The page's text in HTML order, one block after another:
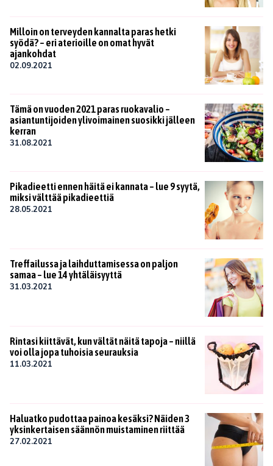
Milloin on terveyden kannalta paras hetki
syödä? – eri aterioille on omat hyvät
ajankohdat
02.09.2021
Tämä on vuoden 2021 paras ruokavalio –
asiantuntijoiden ylivoimainen suosikki jälleen
kerran
31.08.2021
Pikadieetti ennen häitä ei kannata – lue 9 syytä,
miksi välttää pikadieettiä
28.05.2021
Treffailussa ja laihduttamisessa on paljon
samaa – lue 14 yhtäläisyyttä
31.03.2021
Rintasi kiittävät, kun vältät näitä tapoja – niillä
voi olla jopa tuhoisia seurauksia
11.03.2021
Haluatko pudottaa painoa kesäksi? Näiden 3
yksinkertaisen säännön muistaminen riittää
27.02.2021